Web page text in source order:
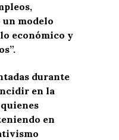
un modelo
económico y
durante
en la
en